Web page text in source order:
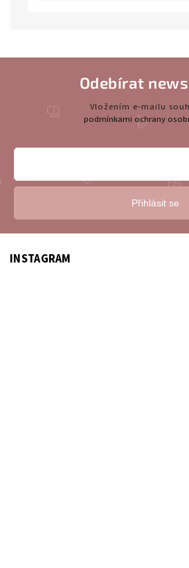
INSTAGRAM
Odebírat
Vložením e-mailu
podmínkami ochrany
Přihlásit se